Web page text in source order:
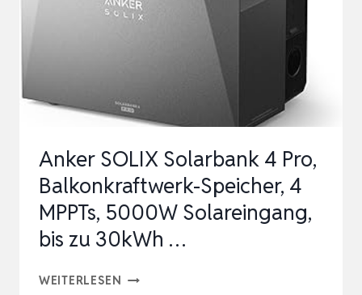
SOLARPANEL
BA…
Anker SOLIX Solarbank 4 Pro,
Balkonkraftwerk-Speicher, 4
MPPTs, 5000W Solareingang,
bis zu 30kWh …
WEITERLESEN ANKER